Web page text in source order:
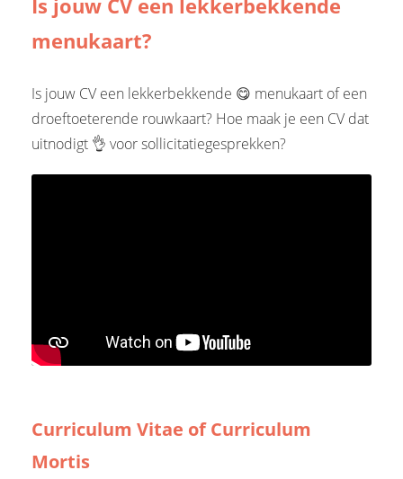
menukaart?
Is jouw CV een lekkerbekkende 😋 menukaart of een
droeftoeterende rouwkaart? Hoe maak je een CV dat
uitnodigt 👌 voor sollicitatiegesprekken?
Curriculum Vitae of Curriculum
Mortis
gebruikt
te
de